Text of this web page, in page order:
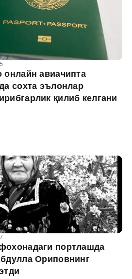
онлайн авиачипта
сохта эълонлар
қилиб келгани
портлашда
Ориповнинг